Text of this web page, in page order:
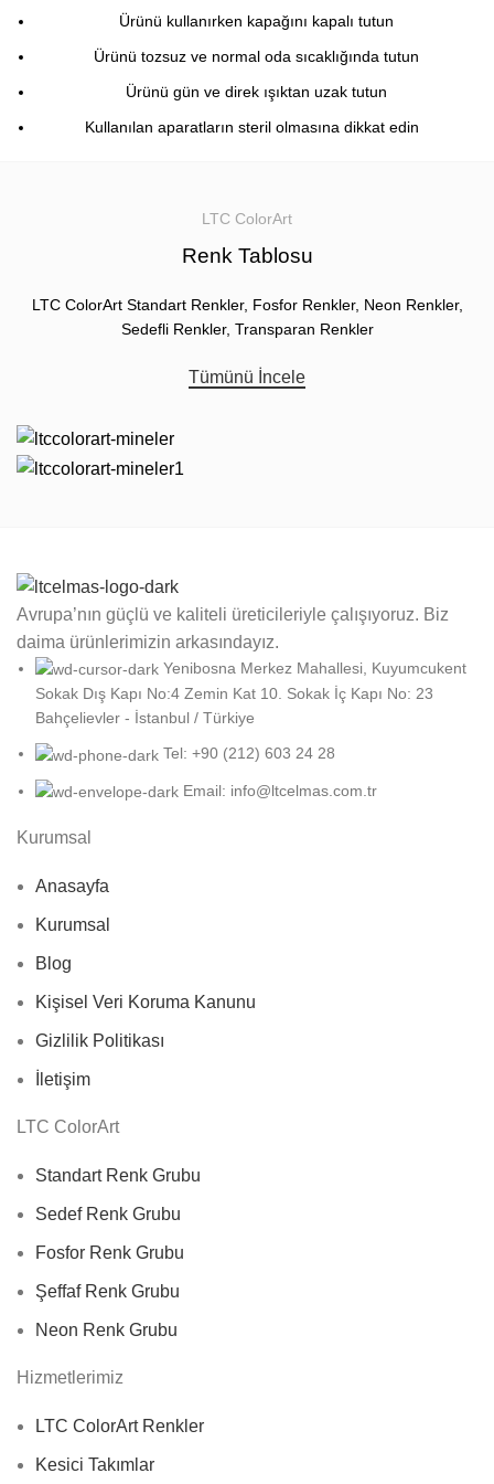
Ürünü kullanırken kapağını kapalı tutun
Ürünü tozsuz ve normal oda sıcaklığında tutun
Ürünü gün ve direk ışıktan uzak tutun
Kullanılan aparatların steril olmasına dikkat edin
LTC ColorArt
Renk Tablosu
LTC ColorArt Standart Renkler, Fosfor Renkler, Neon Renkler,
Sedefli Renkler, Transparan Renkler
Tümünü İncele
Avrupa’nın güçlü ve kaliteli üreticileriyle çalışıyoruz. Biz
daima ürünlerimizin arkasındayız.
Yenibosna Merkez Mahallesi, Kuyumcukent
Sokak Dış Kapı No:4 Zemin Kat 10. Sokak İç Kapı No: 23
Bahçelievler - İstanbul / Türkiye
Tel: +90 (212) 603 24 28
Email: info@ltcelmas.com.tr
Kurumsal
Anasayfa
Kurumsal
Blog
Kişisel Veri Koruma Kanunu
Gizlilik Politikası
İletişim
LTC ColorArt
Standart Renk Grubu
Sedef Renk Grubu
Fosfor Renk Grubu
Şeffaf Renk Grubu
Neon Renk Grubu
Hizmetlerimiz
LTC ColorArt Renkler
Kesici Takımlar